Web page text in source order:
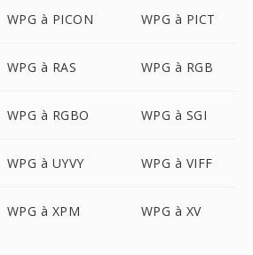
WPG à PICON WPG à PICT
WPG à RAS WPG à RGB
WPG à RGBO WPG à SGI
WPG à UYVY WPG à VIFF
WPG à XPM WPG à XV